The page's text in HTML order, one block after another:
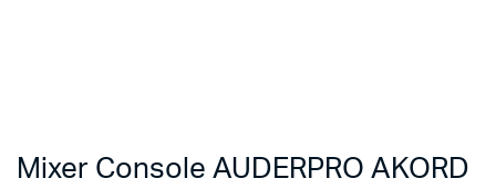
Mixer Console AUDERPRO AKORD